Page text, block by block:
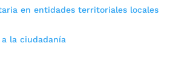
en entidades territoriales locales
la ciudadanía
para consultas ciudadanas